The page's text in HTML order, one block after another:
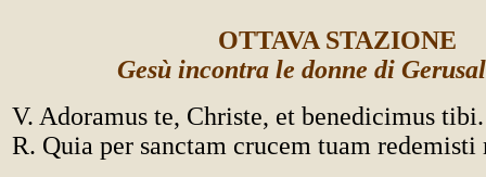
OTTAVA STAZIONE
Gesù incontra le donne di
V. Adoramus te, Christe, et benedicimus tibi.
R. Quia per sanctam crucem tuam redemisti